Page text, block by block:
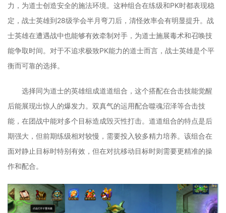
力，为道士创造安全的施法环境。这种组合在练级和PK时都表现稳
定，战士英雄到28级学会半月弯刀后，清怪效率会有明显提升。战
士英雄在遭遇战中也能够有效牵制对手，为道士施展毒术和召唤技
能争取时间。对于不追求极致PK能力的道士而言，战士英雄是个平
衡而可靠的选择。
选择同为道士的英雄组成道道组合，这个搭配在合击技能觉醒
后能展现出惊人的爆发力。双真气的运用配合噬魂沼泽等合击技
能，在团战中能对多个目标造成毁灭性打击。道道组合的特点是后
期强大，但前期练级相对较慢，需要投入较多精力培养。该组合在
面对静止目标时特别有效，但在对抗移动目标时则需要更精准的操
作和配合。